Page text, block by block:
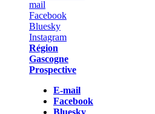
Région
Gascogne
Prospective
E-mail
Facebook